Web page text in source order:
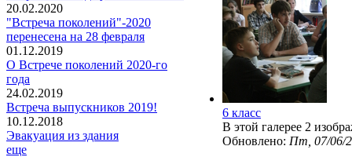
20.02.2020
"Встреча поколений"-2020
перенесена на 28 февраля
01.12.2019
О Встрече поколений 2020-го
года
24.02.2019
Встреча выпускников 2019!
10.12.2018
Эвакуация из здания
еще
6 класс
В этой галерее 2
Обновлено: Пт, 07/06/